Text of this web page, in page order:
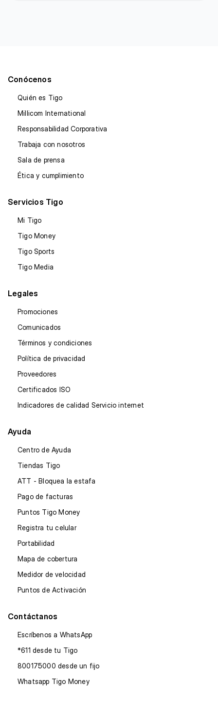
Conócenos
Quién es Tigo
Millicom International
Responsabilidad Corporativa
Trabaja con nosotros
Sala de prensa
Ética y cumplimiento
Servicios Tigo
Mi Tigo
Tigo Money
Tigo Sports
Tigo Media
Legales
Promociones
Comunicados
Términos y condiciones
Política de privacidad
Proveedores
Certificados ISO
Indicadores de calidad Servicio internet
Ayuda
Centro de Ayuda
Tiendas Tigo
ATT - Bloquea la estafa
Pago de facturas
Puntos Tigo Money
Registra tu celular
Portabilidad
Mapa de cobertura
Medidor de velocidad
Puntos de Activación
Contáctanos
Escríbenos a WhatsApp
*611 desde tu Tigo
800175000 desde un fijo
Whatsapp Tigo Money